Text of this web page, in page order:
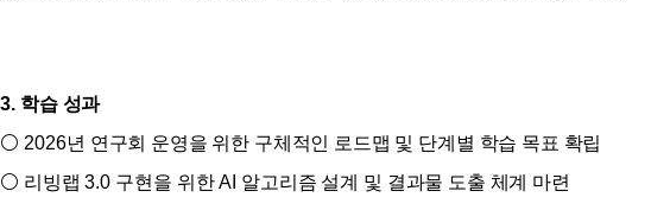
3. 학습 성과
⚪ 2026년 연구회 운영을 위한 구체적인 로드맵 및 단계별 학습 목표 확립
⚪ 리빙랩3.0 구현을 위한AI 알고리즘 설계 및 결과물 도출 체계 마련